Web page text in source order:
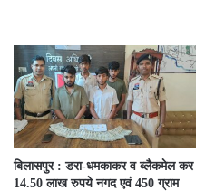
बिलासपुर : डरा-धमकाकर व ब्लैकमेल कर
14.50 लाख रुपये नगद एवं 450 ग्राम